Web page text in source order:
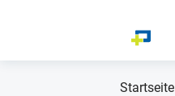
Startseite